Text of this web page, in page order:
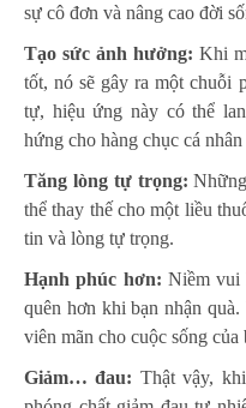
sự cô đơn và nâng cao đời
Tạo sức ảnh hưởng: Khi
tốt, nó sẽ gây ra một chuỗi
tự, hiệu ứng này có thể
hứng cho hàng chục cá
Tăng lòng tự trọng:
thể thay thế cho một liều
tin và lòng tự trọng.
Hạnh phúc hơn: Niềm vui
quên hơn khi bạn nhận
viên mãn cho cuộc sống của
Giảm… đau: Thật vậy,